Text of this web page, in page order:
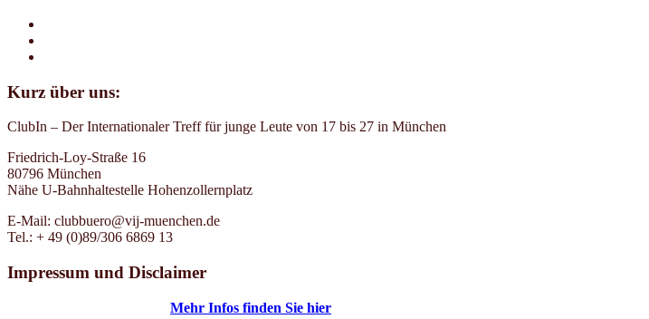
Kurz über uns:
ClubIn – Der Internationaler Treff für junge Leute von 17 bis 27 in München
Friedrich-Loy-Straße 16
80796 München
Nähe U-Bahnhaltestelle Hohenzollernplatz
E-Mail: clubbuero@vij-muenchen.de
Tel.: + 49 (0)89/306 6869 13
Impressum und Disclaimer
Mehr Infos finden Sie hier